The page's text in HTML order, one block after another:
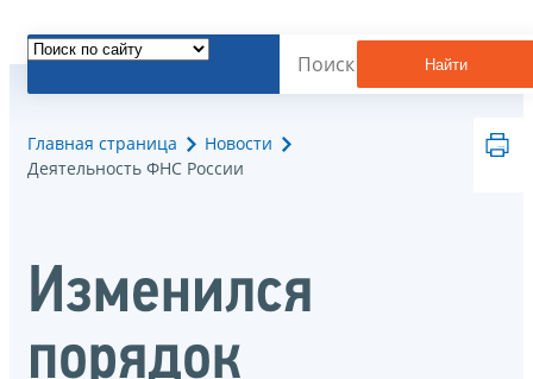
Найти
Главная страница
Новости
Деятельность ФНС России
Изменился
порядок